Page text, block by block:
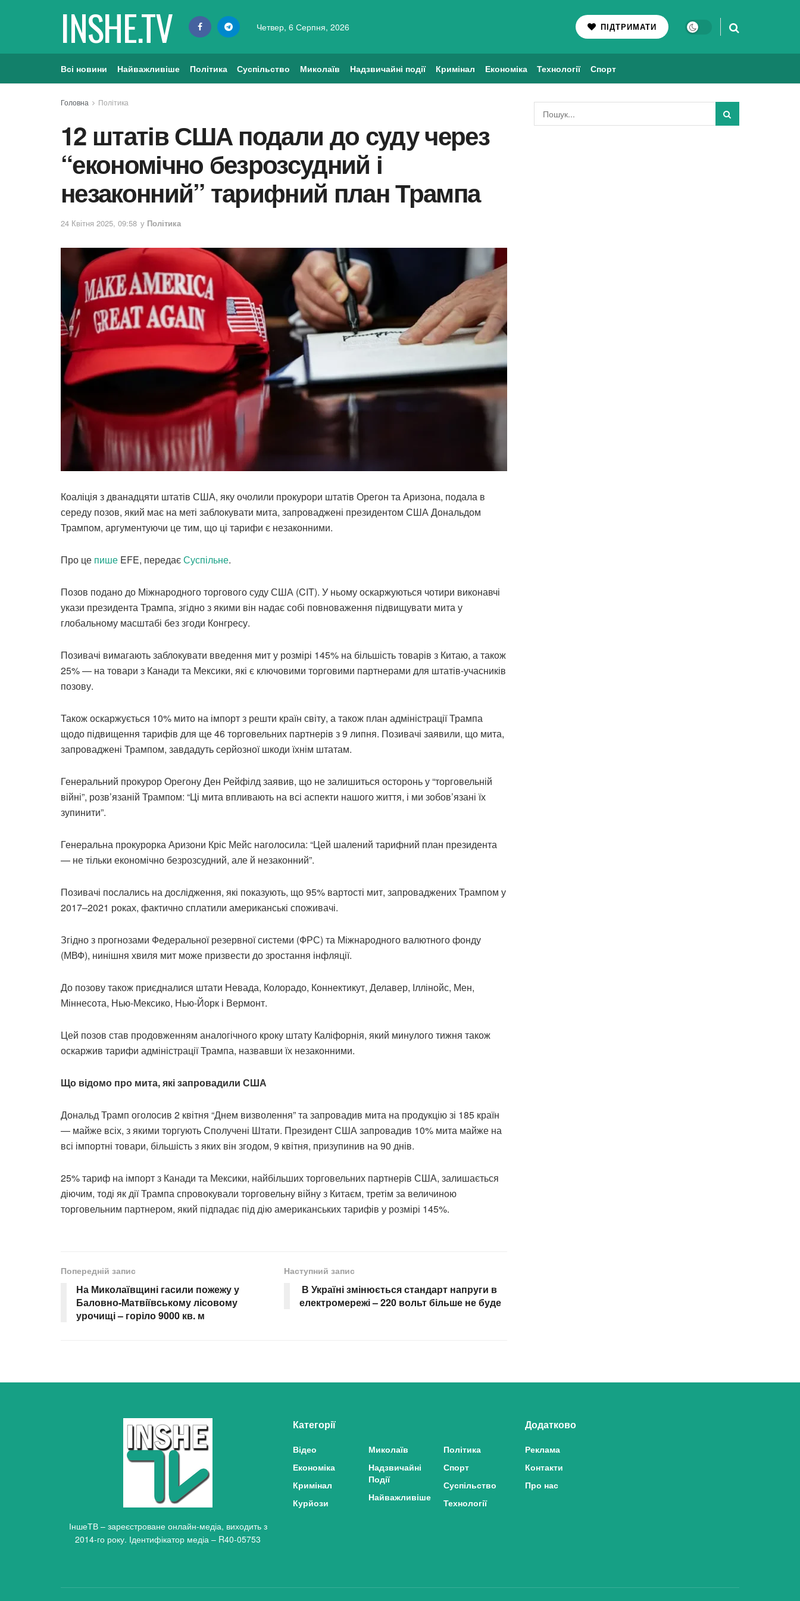
INSHE.TV Четвер, 6 Серпня, 2026 ПІДТРИМАТИ
Всі новини Найважливіше Політика Суспільство Миколаїв Надзвичайні події Кримінал Економіка Технології Спорт
Головна Політика
12 штатів США подали до суду через
“економічно безрозсудний і
незаконний” тарифний план Трампа
24 Квітня 2025, 09:58 у Політика
Коаліція з дванадцяти штатів США, яку очолили прокурори штатів Орегон та Аризона, подала в
середу позов, який має на меті заблокувати мита, запроваджені президентом США Дональдом
Трампом, аргументуючи це тим, що ці тарифи є незаконними.
Про це пише EFE, передаєСуспільне.
Позов подано до Міжнародного торгового суду США (CIT). У ньому оскаржуються чотири виконавчі
укази президента Трампа, згідно з якими він надає собі повноваження підвищувати мита у
глобальному масштабі без згоди Конгресу.
Позивачі вимагають заблокувати введення мит у розмірі 145% на більшість товарів з Китаю, а також
25% — на товари з Канади та Мексики, які є ключовими торговими партнерами для штатів-учасників
позову.
Також оскаржується 10% мито на імпорт з решти країн світу, а також план адміністрації Трампа
щодо підвищення тарифів для ще 46 торговельних партнерів з 9 липня. Позивачі заявили, що мита,
запроваджені Трампом, завдадуть серйозної шкоди їхнім штатам.
Генеральний прокурор Орегону Ден Рейфілд заявив, що не залишиться осторонь у “торговельній
війні”, розв’язаній Трампом: “Ці мита впливають на всі аспекти нашого життя, і ми зобов’язані їх
зупинити”.
Генеральна прокурорка Аризони Кріс Мейс наголосила: “Цей шалений тарифний план президента
— не тільки економічно безрозсудний, але й незаконний”.
Позивачі послались на дослідження, які показують, що 95% вартості мит, запроваджених Трампом у
2017–2021 роках, фактично сплатили американські споживачі.
Згідно з прогнозами Федеральної резервної системи (ФРС) та Міжнародного валютного фонду
(МВФ), нинішня хвиля мит може призвести до зростання інфляції.
До позову також приєдналися штати Невада, Колорадо, Коннектикут, Делавер, Іллінойс, Мен,
Міннесота, Нью-Мексико, Нью-Йорк і Вермонт.
Цей позов став продовженням аналогічного кроку штату Каліфорнія, який минулого тижня також
оскаржив тарифи адміністрації Трампа, назвавши їх незаконними.
Що відомо про мита, які запровадили США
Дональд Трамп оголосив 2 квітня “Днем визволення” та запровадив мита на продукцію зі 185 країн
— майже всіх, з якими торгують Сполучені Штати. Президент США запровадив 10% мита майже на
всі імпортні товари, більшість з яких він згодом, 9 квітня, призупинив на 90 днів.
25% тариф на імпорт з Канади та Мексики, найбільших торговельних партнерів США, залишається
діючим, тоді як дії Трампа спровокували торговельну війну з Китаєм, третім за величиною
торговельним партнером, який підпадає під дію американських тарифів у розмірі 145%.
Попередній запис
На Миколаївщині гасили пожежу у
Баловно-Матвіївському лісовому
урочищі – горіло 9000 кв. м
Наступний запис
В Україні змінюється стандарт напруги в
електромережі – 220 вольт більше не буде
ІншеТВ – зареєстроване онлайн-медіа, виходить з
2014-го року. Ідентифікатор медіа – R40-05753
Категорії
Відео
Економіка
Кримінал
Курйози
Миколаїв
Надзвичайні
Події
Найважливіше
Політика
Спорт
Суспільство
Технології
Додатково
Реклама
Контакти
Про нас